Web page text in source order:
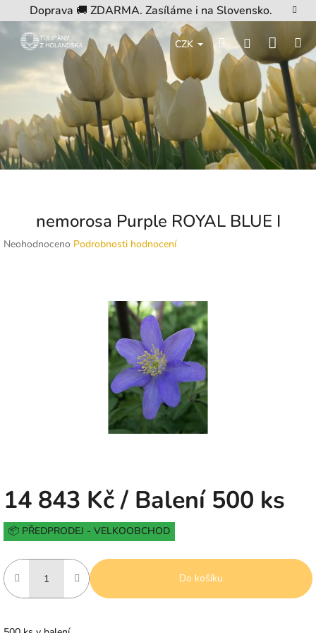
na
obsah
Doprava 🚚 ZDARMA. Zasíláme i na Slovensko.
CZK HledatPřihlášení
košík
nemorosa Purple ROYAL BLUE I
Průměrné
Neohodnoceno Podrobnosti hodnocení
14 843 Kč/ Balení 500 ks
Měrná
cena:
📦 PŘEDPRODEJ - VELKOOBCHOD
Do košíku